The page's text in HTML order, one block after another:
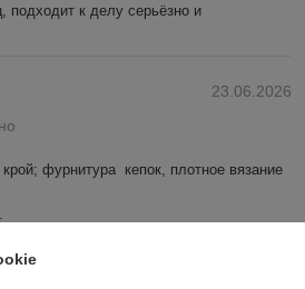
к делу серьёзно и
23.06.2026
фурнитура  кепок, плотное вязание
все отзывы